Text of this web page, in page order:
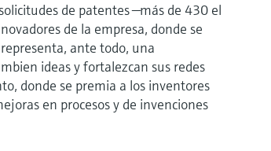
de patentes —más de 430 el
de la empresa, donde se
ante todo, una
ideas y fortalezcan sus redes
donde se premia a los inventores
en procesos y de invenciones